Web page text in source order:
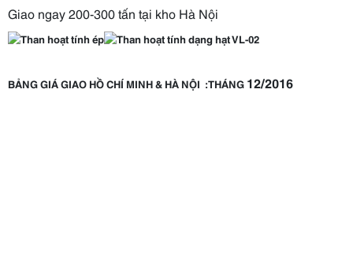
Giao ngay 200-300 tấn tại kho Hà Nội
BẢNG GIÁ GIAO HỒ CHÍ MINH & HÀ NỘI :THÁNG 12/2016